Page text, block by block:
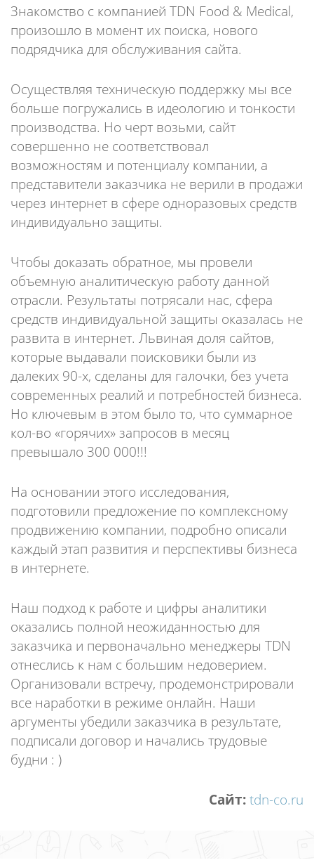
Знакомство с компанией TDN Food & Medical,
произошло в момент их поиска, нового
подрядчика для обслуживания сайта.
Осуществляя техническую поддержку мы все
больше погружались в идеологию и тонкости
производства. Но черт возьми, сайт
совершенно не соответствовал
возможностям и потенциалу компании, а
представители заказчика не верили в продажи
через интернет в сфере одноразовых средств
индивидуально защиты.
Чтобы доказать обратное, мы провели
объемную аналитическую работу данной
отрасли. Результаты потрясали нас, сфера
средств индивидуальной защиты оказалась не
развита в интернет. Львиная доля сайтов,
которые выдавали поисковики были из
далеких 90-х, сделаны для галочки, без учета
современных реалий и потребностей бизнеса.
Но ключевым в этом было то, что суммарное
кол-во «горячих» запросов в месяц
превышало 300 000!!!
На основании этого исследования,
подготовили предложение по комплексному
продвижению компании, подробно описали
каждый этап развития и перспективы бизнеса
в интернете.
Наш подход к работе и цифры аналитики
оказались полной неожиданностью для
заказчика и первоначально менеджеры TDN
отнеслись к нам с большим недоверием.
Организовали встречу, продемонстрировали
все наработки в режиме онлайн. Наши
аргументы убедили заказчика в результате,
подписали договор и начались трудовые
будни : )
Cайт:tdn-co.ru